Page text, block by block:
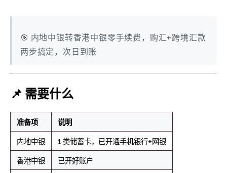
🎯 内地中银转香港中银零手续费，购汇+跨境汇款
两步搞定，次日到账
📌 需要什么
准备项
说明
内地中银
1 类储蓄卡，已开通手机银行+网银
香港中银
已开好账户